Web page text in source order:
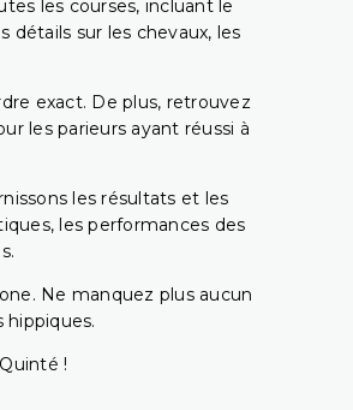
les courses, incluant le
sur les chevaux, les
exact. De plus, retrouvez
les parieurs ayant réussi à
les résultats et les
les performances des
Ne manquez plus aucun
!